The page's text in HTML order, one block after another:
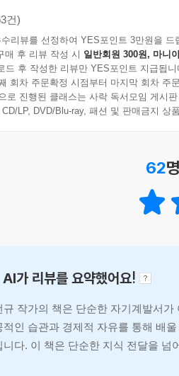
한 복잡한 고민을 단번에 풀어줄 통
근하는 방식부터 기존의 고정관념
람들은 일단 돈을 좇아야 한다고
다.
을 이루는 첫걸음으로 자신감을
핵심으로 성실함을 강조한다. 많은
고 말한다. 결국 성공은 특출난 능력
건)
리뷰를 선정하여 YES포인트 3만원을 드
매 후 리뷰 작성 시 일반회원 300원, 마니
드 후 작성한 리뷰만 YES포인트 지급됩니
회차 주문확정 시점부터 마지막 회차 주
로 진행된 클래스는 사락 독서모임 게시
LP, DVD/Blu-ray, 패션 및 판매금지 상
62
AI가 리뷰를 요약했어요!
규 작가의 책은 단순한 자기계발서
적인 습관과 경제적 자유를 통해 배
니다. 이 책은 단순한 지식 전달을